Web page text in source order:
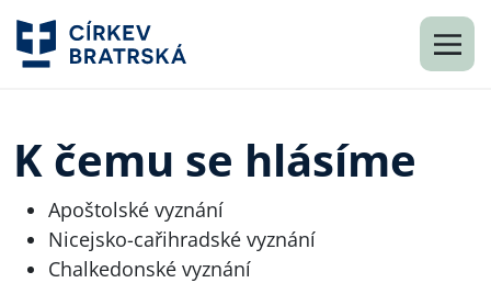
K čemu se hlásíme
Apoštolské vyznání
Nicejsko-cařihradské vyznání
Chalkedonské vyznání